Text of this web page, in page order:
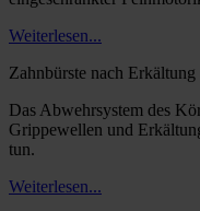
Weiterlesen...
Zahnbürste nach
Das Abwehrsystem des
Grippewellen und
tun.
Weiterlesen...